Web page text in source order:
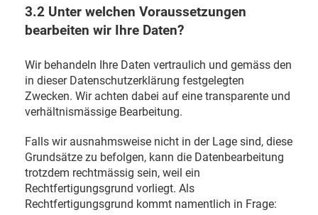
3.2 Unter welchen Voraussetzungen
bearbeiten wir Ihre Daten?
Wir behandeln Ihre Daten vertraulich und gemäss den
in dieser Datenschutzerklärung festgelegten
Zwecken. Wir achten dabei auf eine transparente und
verhältnismässige Bearbeitung.
Falls wir ausnahmsweise nicht in der Lage sind, diese
Grundsätze zu befolgen, kann die Datenbearbeitung
trotzdem rechtmässig sein, weil ein
Rechtfertigungsgrund vorliegt. Als
Rechtfertigungsgrund kommt namentlich in Frage: